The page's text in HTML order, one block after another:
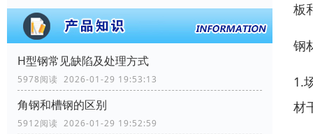
H型钢常见缺陷及处理方式
5978阅读 2026-01-29 19:53:13
角钢和槽钢的区别
5912阅读 2026-01-29 19:52:59
板
钢
1.
材